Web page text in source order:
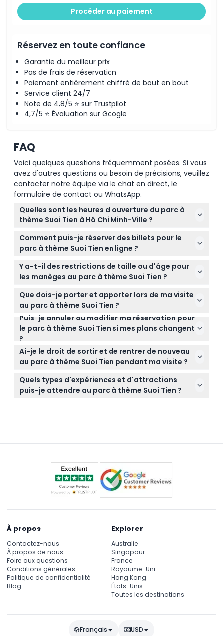
Procéder au paiement
Réservez en toute confiance
Garantie du meilleur prix
Pas de frais de réservation
Paiement entièrement chiffré de bout en bout
Service client 24/7
Note de 4,8/5 ⭐ sur Trustpilot
4,7/5 ⭐ Évaluation sur Google
FAQ
Voici quelques questions fréquemment posées. Si vous
avez d'autres questions ou besoin de précisions, veuillez
contacter notre équipe via le chat en direct, le
formulaire de contact ou WhatsApp.
Quelles sont les heures d'ouverture du parc à
thème Suoi Tien à Hô Chi Minh-Ville ?
Le parc à thème Suoi Tien est ouvert de 8h00 à
17h00 les weekends et jours fériés, et de 8h00 à
17h30 en semaine. La dernière admission est 2
heures avant la fermeture (modifiable — veuillez
confirmer au moment de la réservation).
Comment puis-je réserver des billets pour le
parc à thème Suoi Tien en ligne ?
Vous pouvez réserver vos billets pour le parc à
thème Suoi Tien en toute sécurité en ligne
directement ici sur ce site. Choisissez simplement
la date et le type de billet souhaités lors de la
réservation, et vous recevrez une confirmation
instantanée.
Y a-t-il des restrictions de taille ou d'âge pour
les manèges au parc à thème Suoi Tien ?
Les enfants mesurant moins de 140 cm bénéficient
d'un billet enfant, mais une taille minimale de 140
cm est requise pour certains manèges et activités.
Les enfants mesurant 140 cm ou plus paient le tarif
adulte.
Que dois-je porter et apporter lors de ma visite
au parc à thème Suoi Tien ?
Portez des vêtements et des chaussures
confortables car il y a beaucoup de marche et
d'attractions en plein air. N'oubliez pas la crème
solaire, un chapeau et de l'eau pour rester rafraîchi
tout au long de votre visite.
Puis-je annuler ou modifier ma réservation pour
le parc à thème Suoi Tien si mes plans changent
?
Malheureusement, toutes les réservations pour le
parc à thème Suoi Tien sont non remboursables et
ne peuvent être modifiées ou annulées, alors
assurez-vous de vos plans avant de réserver.
Ai-je le droit de sortir et de rentrer de nouveau
au parc à thème Suoi Tien pendant ma visite ?
La réentrée n'est pas autorisée une fois que vous
avez quitté le parc, alors prévoyez de rester pour
toute la durée de votre visite afin de profiter de
Quels types d'expériences et d'attractions
puis-je attendre au parc à thème Suoi Tien ?
poissons et des zones culturelles selon votre forfait
À propos
Contactez-nous
À propos de nous
Foire aux questions
Conditions générales
Politique de confidentialité
Blog
Explorer
Australie
Singapour
France
Royaume-Uni
Hong Kong
États-Unis
Toutes les destinations
Français USD